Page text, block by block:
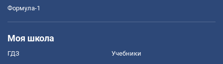
Формула-1
Моя школа
ГДЗ Учебники